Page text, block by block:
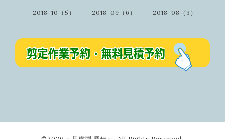
2018-10（5） 2018-09（6） 2018-08（3）